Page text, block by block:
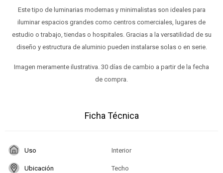
Este tipo de luminarias modernas y minimalistas son ideales para
iluminar espacios grandes como centros comerciales, lugares de
estudio o trabajo, tiendas o hospitales. Gracias a la versatilidad de su
diseño y estructura de aluminio pueden instalarse solas o en serie.
Imagen meramente ilustrativa. 30 días de cambio a partir de la fecha
de compra.
Ficha Técnica
Uso Interior
Ubicación Techo